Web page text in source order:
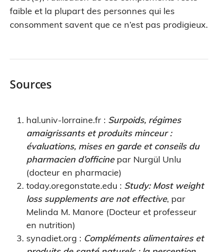
faible et la plupart des personnes qui les
consomment savent que ce n’est pas prodigieux.
Sources
hal.univ-lorraine.fr : Surpoids, régimes
amaigrissants et produits minceur :
évaluations, mises en garde et conseils du
pharmacien d’officinepar Nurgül Unlu
(docteur en pharmacie)
today.oregonstate.edu : Study: Most weight
loss supplements are not effective, par
Melinda M. Manore (Docteur et professeur
en nutrition)
synadiet.org : Compléments alimentaires et